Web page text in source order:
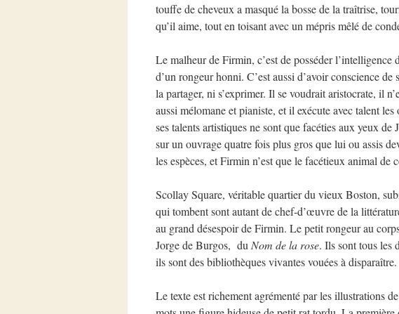
touffe de cheveux a masqué la bosse de la traîtrise,
qu’il aime, tout en toisant avec un mépris mêlé de
Le malheur de Firmin, c’est de posséder
d’un rongeur honni. C’est aussi d’avoir conscience
la partager, ni s’exprimer. Il se voudrait aristocrate, il
aussi mélomane et pianiste, et il exécute avec talent
ses talents artistiques ne sont que facéties aux yeux
sur un ouvrage quatre fois plus gros que lui ou assis
les espèces, et Firmin n’est que le facétieux animal de
Scollay Square, véritable quartier du vieux Boston,
qui tombent sont autant de chef-d’œuvre de la
au grand désespoir de Firmin. Le petit rongeur au
Jorge de Burgos, du Nom de la rose. Ils sont tous les
ils sont des bibliothèques vivantes vouées à disparaître.
Le texte est richement agrémenté par les illustrations